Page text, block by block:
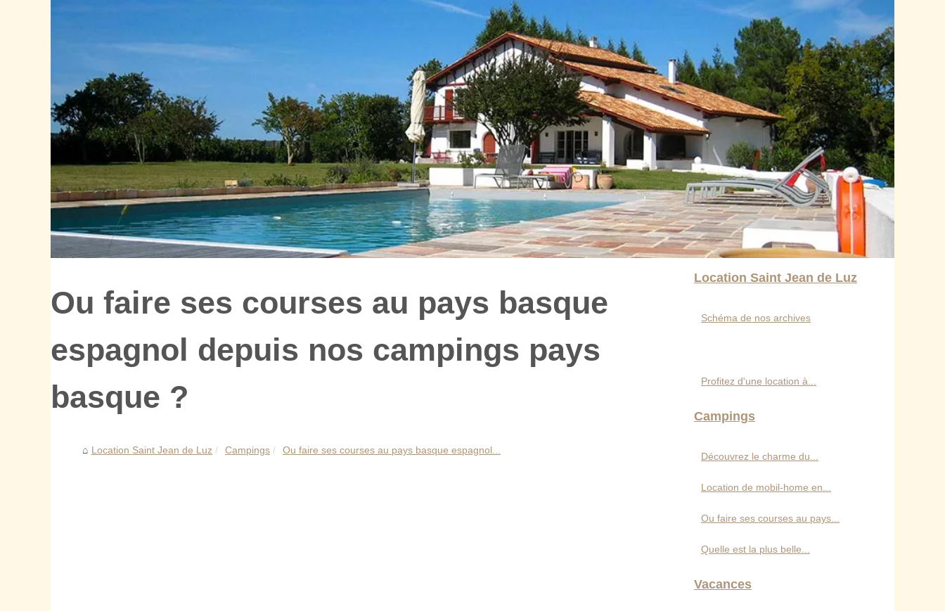
Ou faire ses courses au pays basque
espagnol depuis nos campings pays
basque ?
Location Saint Jean de Luz Campings Ou faire ses courses au pays basque espagnol...
Location Saint Jean de Luz
Schéma de nos archives
Profitez d'une location à...
Campings
Découvrez le charme du...
Location de mobil-home en...
Ou faire ses courses au pays...
Quelle est la plus belle...
Vacances